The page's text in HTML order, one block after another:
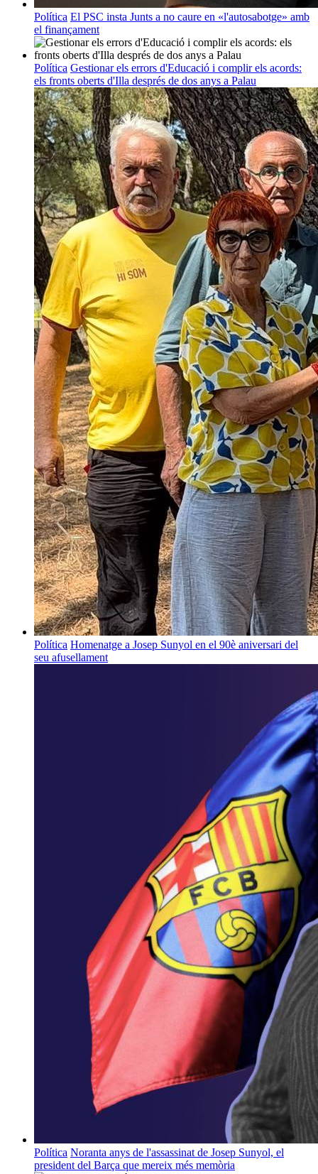
Política El PSC insta Junts a no caure en «l'autosabotge» amb
el finançament
Política Gestionar els errors d'Educació i complir els acords:
els fronts oberts d'Illa després de dos anys a Palau
Política Homenatge a Josep Sunyol en el 90è aniversari del
seu afusellament
Política Noranta anys de l'assassinat de Josep Sunyol, el
president del Barça que mereix més memòria